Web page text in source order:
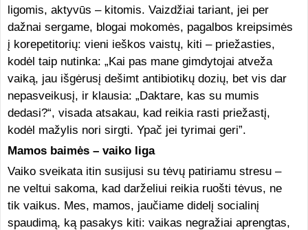
ligomis, aktyvūs – kitomis. Vaizdžiai tariant, jei per
dažnai sergame, blogai mokomės, pagalbos kreipsimės
į korepetitorių: vieni ieškos vaistų, kiti – priežasties,
kodėl taip nutinka: „Kai pas mane gimdytojai atveža
vaiką, jau išgėrusį dešimt antibiotikų dozių, bet vis dar
nepasveikusį, ir klausia: „Daktare, kas su mumis
dedasi?“, visada atsakau, kad reikia rasti priežastį,
kodėl mažylis nori sirgti. Ypač jei tyrimai geri”.
Mamos baimės – vaiko liga
Vaiko sveikata itin susijusi su tėvų patiriamu stresu –
ne veltui sakoma, kad darželiui reikia ruošti tėvus, ne
tik vaikus. Mes, mamos, jaučiame didelį socialinį
spaudimą, ką pasakys kiti: vaikas negražiai aprengtas,